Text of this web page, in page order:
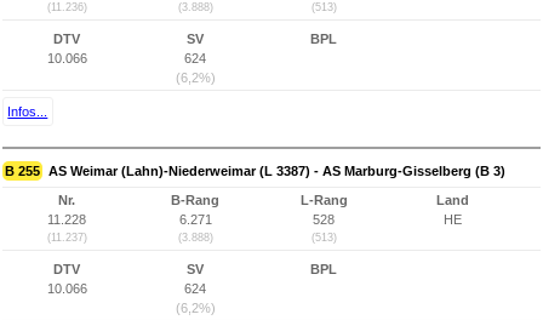
(11.236) (3.888) (513)
DTV
10.066
SV
624
(6,2%)
BPL
Infos...
B 255 AS Weimar (Lahn)-Niederweimar (L 3387) - AS Marburg-Gisselberg (B 3)
Nr.
11.228
(11.237)
B-Rang
6.271
(3.888)
L-Rang
528
(513)
Land
HE
DTV
10.066
SV
624
(6,2%)
BPL